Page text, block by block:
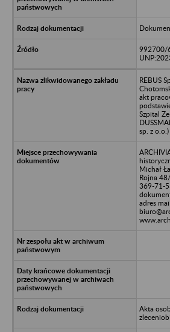
992700/
REBUS
akt
Szpital
sp. z o.o.)
Michał
Rojna
369-71-
adres
Akta